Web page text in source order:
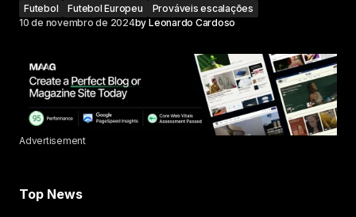
Futebol Futebol Europeu
Prováveis escalações
10 de novembro de 2024by Leonardo Cardoso
Advertisement
Top News